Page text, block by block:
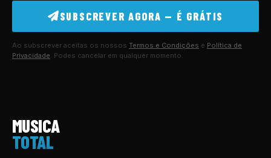
SUBSCREVER AGORA — É GRÁTIS
Ao subscrever aceitas os nossos Termos e Condições e Política de
Privacidade . Podes cancelar em qualquer momento.
MUSICA
TOTAL